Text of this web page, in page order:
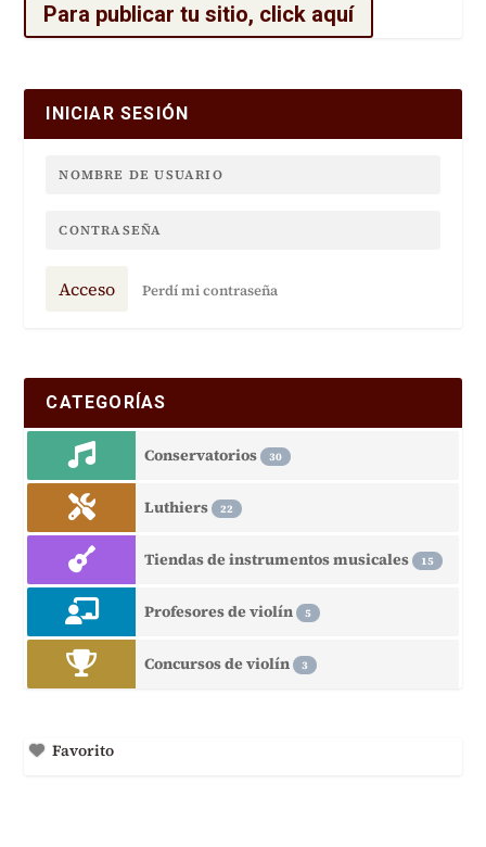
Para publicar tu sitio, click aquí
INICIAR SESIÓN
Acceso Perdí mi contraseña
CATEGORÍAS
Conservatorios 30
Luthiers 22
Tiendas de instrumentos musicales 15
Profesores de violín 5
Concursos de violín 3
Favorito